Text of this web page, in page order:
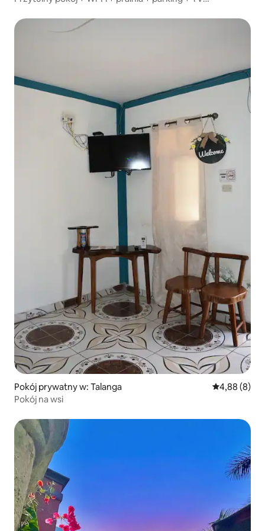
Pokój prywatny w: Talanga Średnia
4,88 (8)
Pokój na wsi